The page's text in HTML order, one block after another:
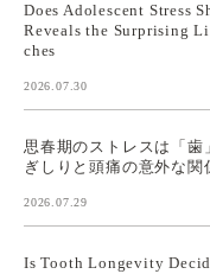
Does Adolescent Stress
Reveals the Surprising
ches
2026.07.30
思春期のストレスは「
ぎしりと頭痛の意外な関
2026.07.29
Is Tooth Longevity